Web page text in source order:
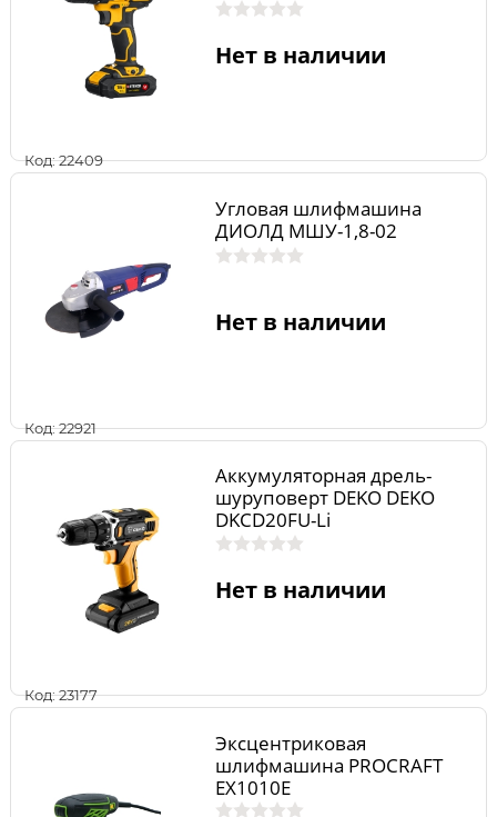
Код: 22409
Нет в наличии
Код: 22921
Угловая шлифмашина
ДИОЛД МШУ-1,8-02
Нет в наличии
Код: 23177
Аккумуляторная дрель-
шуруповерт DEKO DEKO
DKCD20FU-Li
Нет в наличии
Эксцентриковая
шлифмашина PROCRAFT
EX1010E